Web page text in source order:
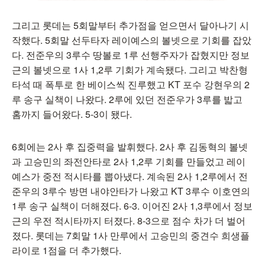
그리고 롯데는 5회말부터 추가점을 얻으면서 달아나기 시
작했다. 5회말 선두타자 레이예스의 볼넷으로 기회를 잡았
다. 전준우의 3루수 땅볼로 1루 선행주자가 잡혔지만 정보
근의 볼넷으로 1사 1,2루 기회가 계속됐다. 그리고 박찬형
타석 때 폭투로 한 베이스씩 진루했고 KT 포수 강현우의 2
루 송구 실책이 나왔다. 2루에 있던 전준우가 3루를 밟고
홈까지 들어왔다. 5-3이 됐다.
6회에는 2사 후 집중력을 발휘했다. 2사 후 김동혁의 볼넷
과 고승민의 좌전안타로 2사 1,2루 기회를 만들었고 레이
예스가 중전 적시타를 뽑아냈다. 계속된 2사 1,2루에서 전
준우의 3루수 방면 내야안타가 나왔고 KT 3루수 이호연의
1루 송구 실책이 더해졌다. 6-3. 이어진 2사 1,3루에서 정보
근의 우전 적시타까지 터졌다. 8-3으로 점수 차가 더 벌어
졌다. 롯데는 7회말 1사 만루에서 고승민의 중견수 희생플
라이로 1점을 더 추가했다.